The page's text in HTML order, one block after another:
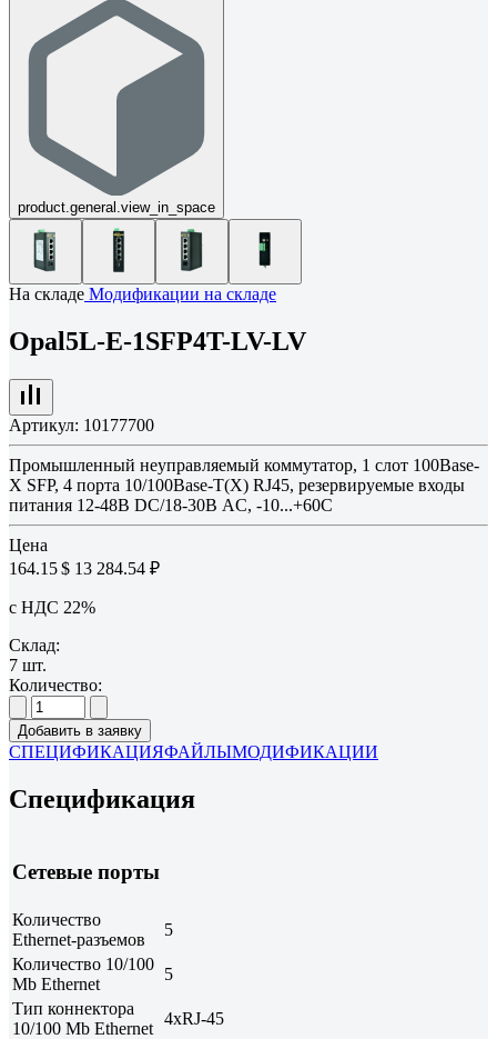
product.general.view_in_space
На складе Модификации на складе
Opal5L-E-1SFP4T-LV-LV
Артикул: 10177700
Промышленный неуправляемый коммутатор, 1 слот 100Base-
X SFP, 4 порта 10/100Base-T(X) RJ45, резервируемые входы
питания 12-48В DC/18-30В AC, -10...+60C
Цена
164.15 $ 13 284.54 ₽
с НДС 22%
Склад:
7 шт.
Количество:
Добавить в заявку
СПЕЦИФИКАЦИЯФАЙЛЫМОДИФИКАЦИИ
Спецификация
Сетевые порты
Количество
Ethernet-разъемов
5
Количество 10/100
Mb Ethernet
5
Тип коннектора
10/100 Mb Ethernet
4xRJ-45